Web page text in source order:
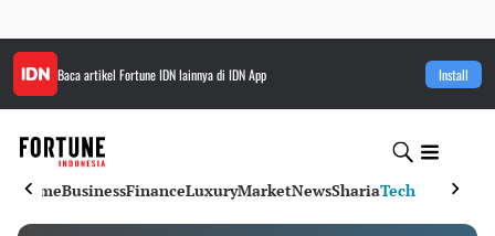
Baca artikel Fortune IDNlainnya di IDN App Install
HomeBusinessFinanceLuxuryMarketNewsShariaTech